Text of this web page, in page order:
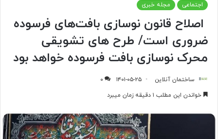
اجتماعی مجله خبری
️ اصلاح قانون نوسازی بافت‌های فرسوده
ضروری است/ طرح های تشویقی
محرک نوسازی بافت فرسوده خواهد بود
ساختمان آنلاین ۱۴۰۱-۰۵-۲۵
۰
خواندن این مطلب ۱ دقیقه زمان میبرد